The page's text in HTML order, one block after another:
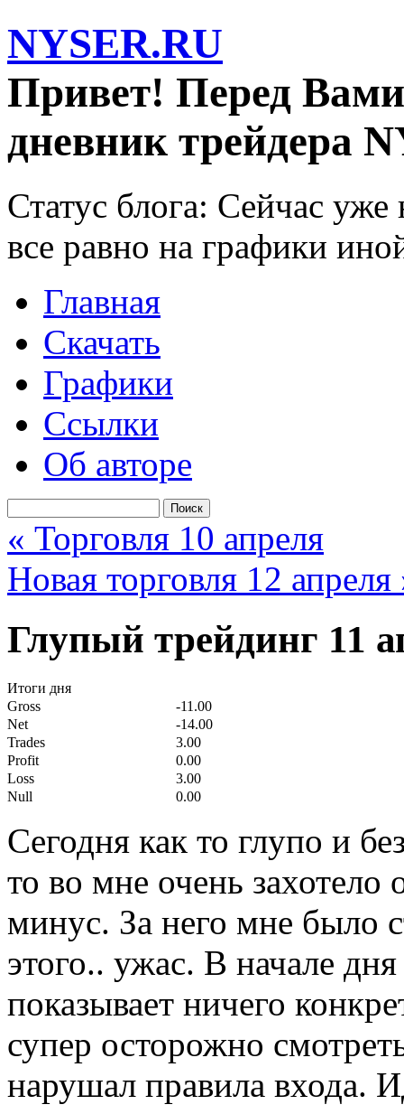
NYSER.RU
Привет! Перед
дневник трейдера
Статус блога: Сейчас
все равно на графики
Главная
Скачать
Графики
Ссылки
Об авторе
« Торговля 10 апреля
Новая торговля 12 апреля
Глупый трейдинг 11
Итоги дня
Gross
-11.00
Net
-14.00
Trades
3.00
Profit
0.00
Loss
3.00
Null
0.00
Сегодня как то глупо и
то во мне очень захотело
минус. За него мне было
этого.. ужас. В начале
показывает ничего
супер осторожно
нарушал правила входа.